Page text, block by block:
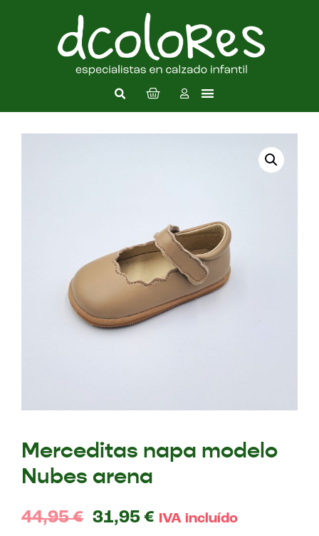
Merceditas napa modelo
Nubes arena
44,95€ 31,95 € IVA incluído